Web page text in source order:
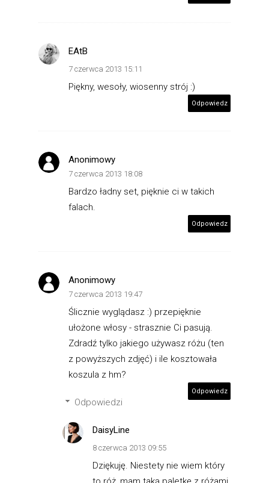
EAtB
7 czerwca 2013 15:11
Piękny, wesoły, wiosenny strój :)
Odpowiedz
Anonimowy
7 czerwca 2013 18:08
Bardzo ładny set, pięknie ci w takich
falach.
Odpowiedz
Anonimowy
7 czerwca 2013 19:47
Ślicznie wyglądasz :) przepięknie
ułożone włosy - strasznie Ci pasują.
Zdradź tylko jakiego używasz różu (ten
z powyższych zdjęć) i ile kosztowała
koszula z hm?
Odpowiedz
Odpowiedzi
DaisyLine
8 czerwca 2013 09:55
Dziękuję. Niestety nie wiem który